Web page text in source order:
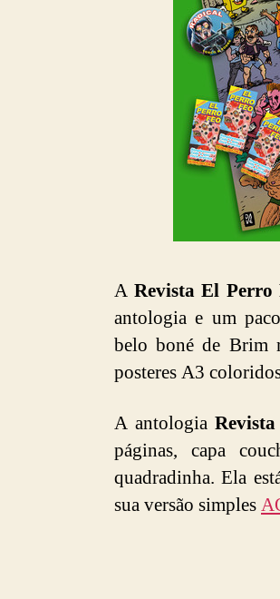
ARevista El Perro
antologia e um
belo boné de Brim
posteres A3
A antologia
páginas, capa
quadradinha. Ela
sua versão simples